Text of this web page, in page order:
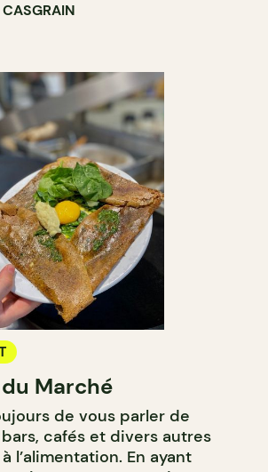
Marché
de vous parler de
cafés et divers autres
l’alimentation. En ayant